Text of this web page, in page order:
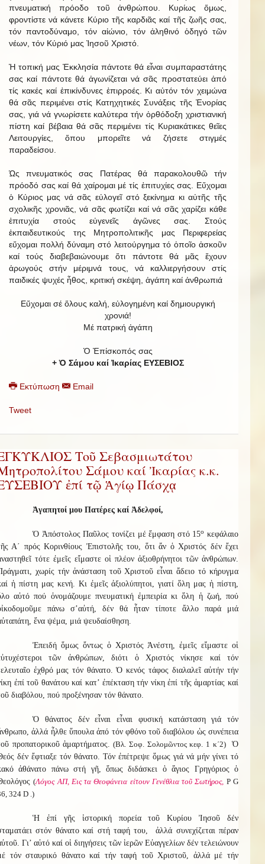
πνευματική πρόοδο τοῦ ἀνθρώπου. Κυρίως ὅμως,
φροντἰστε νά κάνετε Κύριο τῆς καρδιᾶς καί τῆς ζωῆς σας,
τόν παντοδύναμο, τόν αἰώνιο, τόν ἀληθινό ὁδηγό τῶν
νέων, τόν Κύριό μας Ἰησοῦ Χριστό.
Ἡ τοπική μας Ἐκκλησία πάντοτε θά εἶναι συμπαραστάτης
σας καί πάντοτε θά ἀγωνίζεται νά σᾶς προστατεύει ἀπό
τίς κακές καί ἐπικίνδυνες ἐπιρροές. Κι αὐτόν τόν χειμώνα
θά σᾶς περιμένει στίς Κατηχητικές Συνάξεις τῆς Ἐνορίας
σας, γιά νά γνωρίσετε καλύτερα τήν ὀρθόδοξη χριστιανική
πίστη καί βέβαια θά σᾶς περιμένει τίς Κυριακάτικες θεῖες
Λειτουργίες, ὅπου μπορεῖτε νά ζήσετε στιγμές
παραδείσου.
Ὡς πνευματικός σας Πατέρας θά παρακολουθῶ τήν
πρόοδό σας καί θά χαίρομαι μέ τίς ἐπιτυχίες σας. Εὔχομαι
ὁ Κύριος μας νά σᾶς εὐλογεῖ στό ξεκίνημα κι αὐτῆς τῆς
σχολικῆς χρονιᾶς, νά σᾶς φωτίζει καί νά σᾶς χαρίζει κάθε
ἐπιτυχία στούς εὐγενεῖς ἀγῶνες σας. Στούς
ἐκπαιδευτικούς της Μητροπολιτικῆς μας Περιφερείας
εὔχομαι πολλή δύναμη στό λειτούργημα τό ὁποῖο ἀσκοῦν
καί τούς διαβεβαιώνουμε ὅτι πάντοτε θά μᾶς ἔχουν
ἀρωγούς στήν μέριμνά τους, νά καλλιεργήσουν στίς
παιδικές ψυχές ἦθος, κριτική σκέψη, ἀγάπη καί ἀνθρωπιά
Εὔχομαι σέ ὅλους καλή, εὐλογημένη καί δημιουργική
χρονιά!
Μέ πατρική ἀγάπη
Ὁ Ἐπίσκοπός σας
+ Ὁ Σάμου καί Ἰκαρίας ΕΥΣΕΒΙΟΣ
Εκτύπωση Email
Tweet
Τοῦ Σεβασμιωτάτου
Σάμου καί Ἰκαρίας κ.κ.
ἐπί τῷ Ἁγίῳ Πάσχᾳ
Ἀγαπητοί μου Πατέρες καί Ἀδελφοί,
Ὁ Ἀπόστολος Παῦλος τονίζει μέ ἔμφαση στό 15ο κεφάλαιο
Α΄ πρός Κορινθίους Ἐπιστολῆς του, ὅτι ἄν ὁ Χριστός δέν ἔχει
τότε ἐμεῖς εἴμαστε οἱ πλέον ἀξιοθρήνητοι τῶν ἀνθρώπων.
χωρίς τήν ἀνάσταση τοῦ Χριστοῦ εἶναι ἄδειο τό κήρυγμα
ἡ πίστη μας κενή. Κι ἐμεῖς ἀξιολύπητοι, γιατί ὅλη μας ἡ πίστη,
αὐτό πού ὀνομάζουμε πνευματική ἐμπειρία κι ὅλη ἡ ζωή, πού
πάνω σ’αὐτή, δέν θά ἦταν τίποτε ἄλλο παρά μιά
ἕνα ψέμα, μιά ψευδαίσθηση.
Ἐπειδή ὅμως ὄντως ὁ Χριστός Ἀνέστη, ἐμεῖς εἴμαστε οἱ
τῶν ἀνθρώπων, διότι ὁ Χριστός νίκησε καί τόν
ἐχθρό μας τόν θάνατο. Ὁ κενός τάφος διαλαλεῖ αὐτήν τήν
ἐπί τοῦ θανάτου καί κατ’ ἐπέκταση τήν νίκη ἐπί τῆς ἁμαρτίας καί
διαβόλου, πού προξένησαν τόν θάνατο.
Ὁ θάνατος δέν εἶναι εἶναι φυσική κατάσταση γιά τόν
ἀλλά ἦλθε ὕπουλα ἀπό τόν φθόνο τοῦ διαβόλου ὡς συνέπεια
προπατορικοῦ ἁμαρτήματος. (Βλ. Σοφ. Σολομῶντος κεφ. 1 κ΄2)
Ὁ
δέν ἔφτιαξε τόν θάνατο. Τόν ἐπέτρεψε ὅμως γιά νά μήν γίνει τό
ἀθάνατο πάνω στή γῆ, ὅπως διδάσκει ὁ ἅγιος Γρηγόριος ὁ
(Λόγος ΑΠ, Εις τα Θεοφάνεια είτουν Γενέθλια τοῦ Σωτήρος, Ρ G
324 D .)
Ἡ ἐπί γῆς ἱστορική πορεία τοῦ Κυρίου Ἰησοῦ δέν
στόν θάνατο καί στή ταφή του, ἀλλά συνεχίζεται πέραν
Γι’ αὐτό καί οἱ διηγήσεις τῶν ἱερῶν Εὐαγγελίων δέν τελειώνουν
τόν σταυρικό θάνατο καί τήν ταφή τοῦ Χριστοῦ, ἀλλά μέ τήν